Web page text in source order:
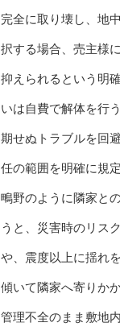
完全に取り壊し、地
択する場合、売主様
抑えられるという明
いは自費で解体を行
期せぬトラブルを回
任の範囲を明確に規
鴫野のように隣家と
うと、災害時のリス
や、震度以上に揺れ
傾いて隣家へ寄りか
管理不全のまま敷地